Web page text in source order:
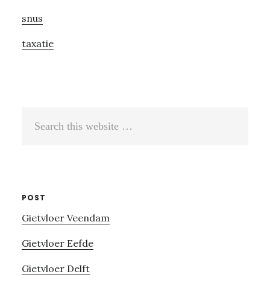
snus
taxatie
POST
Gietvloer Veendam
Gietvloer Eefde
Gietvloer Delft